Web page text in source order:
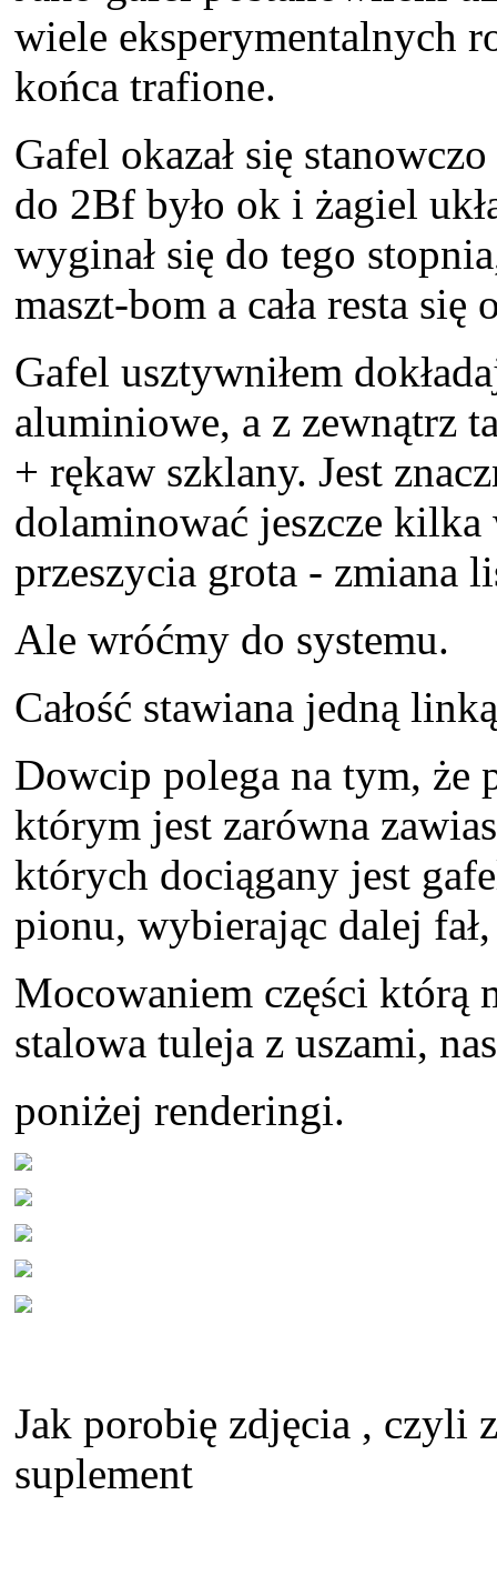
wiele eksperymentalnych
końca trafione.
Gafel okazał się
do 2Bf było ok i żagiel
wyginał się do tego
maszt-bom a cała resta się
Gafel usztywniłem
aluminiowe, a z zewnątrz
+ rękaw szklany. Jest
dolaminować jeszcze
przeszycia grota - zmiana
Ale wróćmy do systemu.
Całość stawiana jedną
Dowcip polega na tym, że
którym jest zarówna
których dociągany jest
pionu, wybierając dalej
Mocowaniem części którą
stalowa tuleja z uszami,
poniżej renderingi.
Jak porobię zdjęcia , czyli
suplement